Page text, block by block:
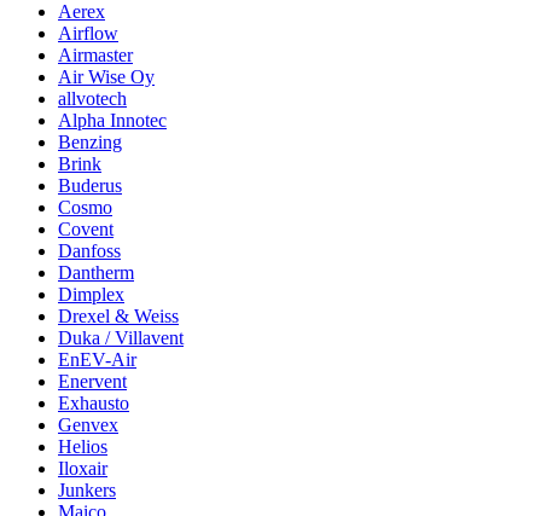
Aerex
Airflow
Airmaster
Air Wise Oy
allvotech
Alpha Innotec
Benzing
Brink
Buderus
Cosmo
Covent
Danfoss
Dantherm
Dimplex
Drexel & Weiss
Duka / Villavent
EnEV-Air
Enervent
Exhausto
Genvex
Helios
Iloxair
Junkers
Maico